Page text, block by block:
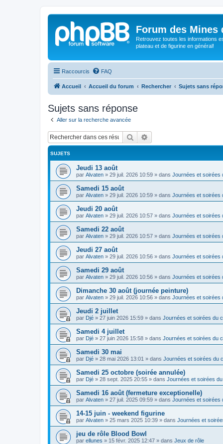
Forum des Mines
Retrouvez toutes les informations
plateau et de figurine en général!
Raccourcis FAQ
Accueil Accueil du forum Rechercher Sujets sans
Sujets sans réponse
Aller sur la recherche avancée
Rechercher
SUJETS
Jeudi 13 août
par Alvaten » 29 juil. 2026 10:59 » dans Journées et soirées
Samedi 15 août
par Alvaten » 29 juil. 2026 10:59 » dans Journées et soirées
Jeudi 20 août
par Alvaten » 29 juil. 2026 10:57 » dans Journées et soirées
Samedi 22 août
par Alvaten » 29 juil. 2026 10:57 » dans Journées et soirées
Jeudi 27 août
par Alvaten » 29 juil. 2026 10:56 » dans Journées et soirées
Samedi 29 août
par Alvaten » 29 juil. 2026 10:56 » dans Journées et soirées
Dimanche 30 août (journée peinture)
par Alvaten » 29 juil. 2026 10:56 » dans Journées et soirées
Jeudi 2 juillet
par Djé » 27 juin 2026 15:59 » dans Journées et soirées du
Samedi 4 juillet
par Djé » 27 juin 2026 15:58 » dans Journées et soirées du
Samedi 30 mai
par Djé » 28 mai 2026 13:01 » dans Journées et soirées du
Samedi 25 octobre (soirée annulée)
par Djé » 28 sept. 2025 20:55 » dans Journées et soirées
Samedi 16 août (fermeture exceptionelle)
par Alvaten » 27 juil. 2025 09:59 » dans Journées et soirées
14-15 juin - weekend figurine
par Alvaten » 25 mars 2025 10:39 » dans Journées et
jeu de rôle Blood Bowl
par ellunes » 15 févr. 2025 12:47 » dans Jeux de rôle